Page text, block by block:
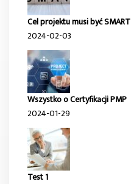
Cel projektu musi być SMART
2024-02-03
Wszystko o Certyfikacji PMP
2024-01-29
Test 1